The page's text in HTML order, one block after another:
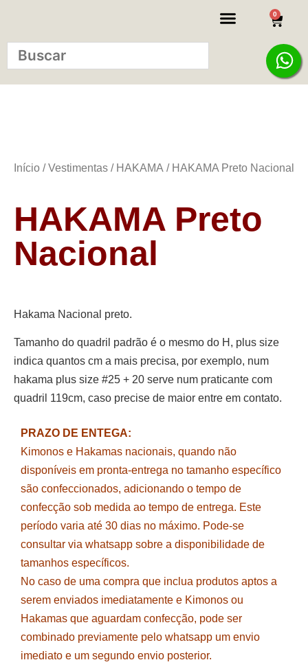
0
Início /Vestimentas / HAKAMA / HAKAMA Preto Nacional
HAKAMA Preto
Nacional
Hakama Nacional preto.
Tamanho do quadril padrão é o mesmo do H, plus size
indica quantos cm a mais precisa, por exemplo, num
hakama plus size #25 + 20 serve num praticante com
quadril 119cm, caso precise de maior entre em contato.
PRAZO DE ENTEGA:
Kimonos e Hakamas nacionais, quando não
disponíveis em pronta-entrega no tamanho específico
são confeccionados, adicionando o tempo de
confecção sob medida ao tempo de entrega. Este
período varia até 30 dias no máximo. Pode-se
consultar via whatsapp sobre a disponibilidade de
tamanhos específicos.
No caso de uma compra que inclua produtos aptos a
serem enviados imediatamente e Kimonos ou
Hakamas que aguardam confecção, pode ser
combinado previamente pelo whatsapp um envio
imediato e um segundo envio posterior.